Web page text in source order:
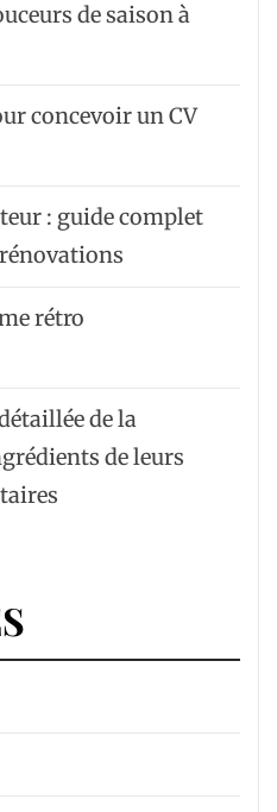
de saison à
concevoir un CV
: guide complet
rétro
de la
de leurs